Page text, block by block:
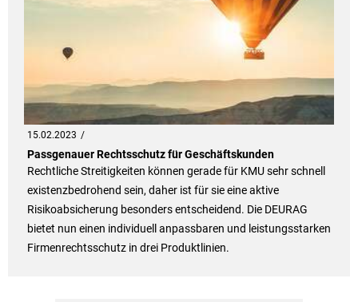
15.02.2023
Passgenauer Rechtsschutz für Geschäftskunden
Rechtliche Streitigkeiten können gerade für KMU sehr schnell
existenzbedrohend sein, daher ist für sie eine aktive
Risikoabsicherung besonders entscheidend. Die DEURAG
bietet nun einen individuell anpassbaren und leistungsstarken
Firmenrechtsschutz in drei Produktlinien.